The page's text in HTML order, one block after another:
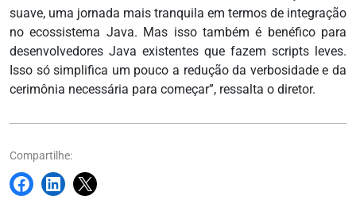
suave, uma jornada mais tranquila em termos de integração
no ecossistema Java. Mas isso também é benéfico para
desenvolvedores Java existentes que fazem scripts leves.
Isso só simplifica um pouco a redução da verbosidade e da
cerimônia necessária para começar”, ressalta o diretor.
Compartilhe: